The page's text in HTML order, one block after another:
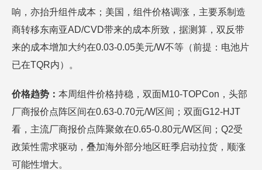
响，亦抬升组件成本；美国，组件价格调涨，主要系制造
商转移东南亚AD/CVD带来的成本所致，据测算，双反带
来的成本增加大约在0.03-0.05美元/W不等（前提：电池片
已在TQR内）。
价格趋势： 本周组件价格持稳，双面M10-TOPCon，头部
厂商报价点阵区间在0.63-0.70元/W区间；双面G12-HJT
看，主流厂商报价点阵聚敛在0.65-0.80元/W区间；Q2受
政策性需求驱动，叠加海外部分地区旺季启动拉货，顺涨
可能性增大。